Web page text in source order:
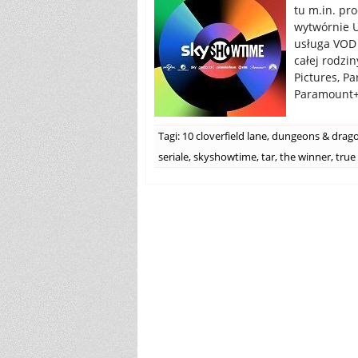
tu m.in.
wytwórnie
usługa
całej
Pictures,
Tagi: 10 cloverfield lane,dungeons &
seriale,skyshowtime,tar,the winner,true